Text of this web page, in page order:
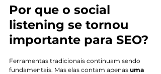
Por que o social
listening se tornou
importante para SEO?
Ferramentas tradicionais continuam sendo
fundamentais. Mas elas contam apenas uma